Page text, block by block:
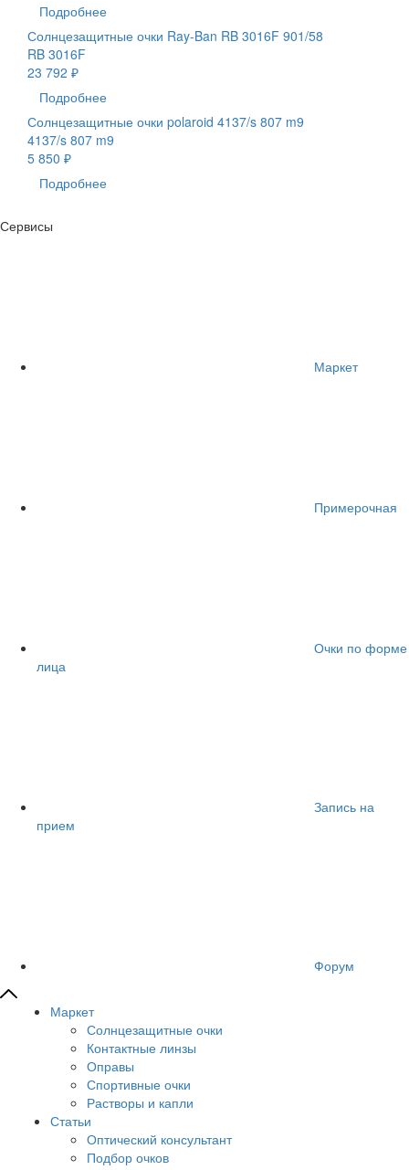
Подробнее
Солнцезащитные очки Ray-Ban RB 3016F 901/58
RB 3016F
23 792 ₽
Подробнее
Солнцезащитные очки polaroid 4137/s 807 m9
4137/s 807 m9
5 850 ₽
Подробнее
Сервисы
Маркет
Примерочная
Очки по форме
лица
Запись на
прием
Форум
Маркет
Солнцезащитные очки
Контактные линзы
Оправы
Спортивные очки
Растворы и капли
Статьи
Оптический консультант
Подбор очков